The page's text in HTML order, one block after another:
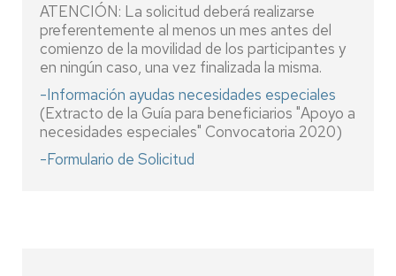
ATENCIÓN: La solicitud deberá realizarse
preferentemente al menos un mes antes del
comienzo de la movilidad de los participantes y
en ningún caso, una vez finalizada la misma.
-Información ayudas necesidades especiales
(Extracto de la Guía para beneficiarios "Apoyo a
necesidades especiales" Convocatoria 2020)
-Formulario de Solicitud